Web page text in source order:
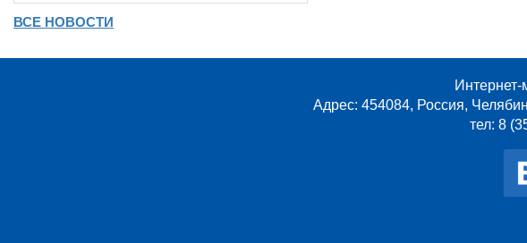
ВСЕ НОВОСТИ
Интернет-
Адрес: 454084, Россия,
тел: 8